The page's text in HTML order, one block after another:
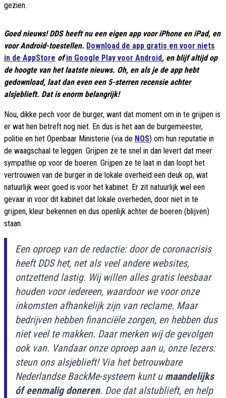
gezien.
Goed nieuws! DDS heeft nu een eigen app voor iPhone en iPad, en
voor Android-toestellen. Download de app gratis en voor niets
in de AppStore ofin Google Play voor Android, en blijf altijd op
de hoogte van het laatste nieuws. Oh, en als je de app hebt
gedownload, laat dan even een 5-sterren recensie achter
alsjeblieft. Dat is enorm belangrijk!
Nou, dikke pech voor de burger, want dat moment om in te grijpen is
er wat hen betreft nog niet. En dus is het aan de burgemeester,
politie en het Openbaar Ministerie (via de NOS) om hun reputatie in
de waagschaal te leggen. Grijpen ze te snel in dan levert dat meer
sympathie op voor de boeren. Grijpen ze te laat in dan loopt het
vertrouwen van de burger in de lokale overheid een deuk op, wat
natuurlijk weer goed is voor het kabinet. Er zit natuurlijk wel een
gevaar in voor dit kabinet dat lokale overheden, door niet in te
grijpen, kleur bekennen en dus openlijk achter de boeren (blijven)
staan.
Een oproep van de redactie: door de coronacrisis
heeft DDS het, net als veel andere websites,
ontzettend lastig. Wij willen alles gratis leesbaar
houden voor iedereen, waardoor we voor onze
inkomsten afhankelijk zijn van reclame. Maar
bedrijven hebben financiële zorgen, en hebben dus
niet veel te makken. Daar merken wij de gevolgen
ook van. Vandaar onze oproep aan u, onze lezers:
steun ons alsjeblieft! Via het betrouwbare
Nederlandse BackMe-systeem kunt u maandelijks
óf eenmalig doneren. Doe dat alstublieft, en help